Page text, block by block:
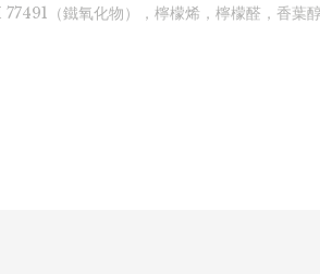
（鐵氧化物），檸檬烯，檸檬醛，香葉醇